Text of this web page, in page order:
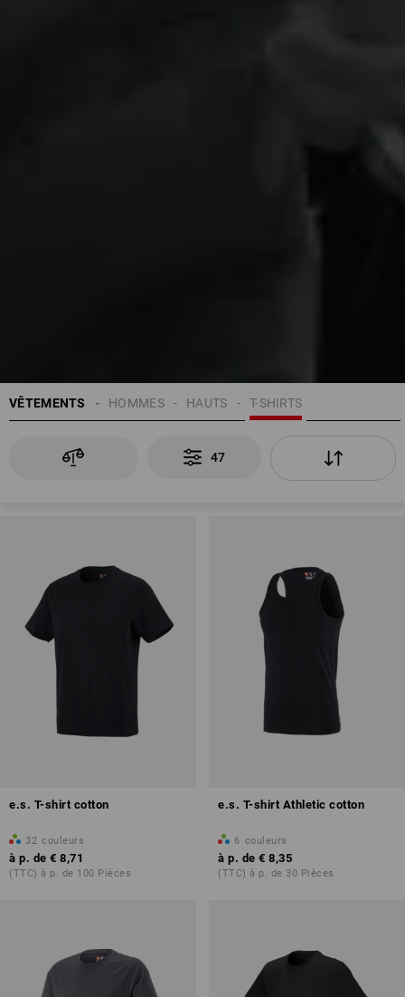
VÊTEMENTS T-SHIRTS
HAUTS
HOMMES
47
e.s. T-shirt cotton
32 couleurs
à p. de € 8,71
(TTC) à p. de 100 Pièces
e.s. T-shirt Athletic cotton
6 couleurs
à p. de € 8,35
(TTC) à p. de 30 Pièces